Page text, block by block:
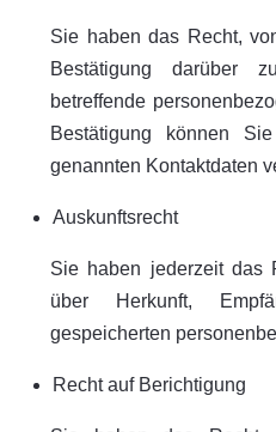
Sie haben das Recht,
Bestätigung darüber
betreffende
Bestätigung können
genannten Kontaktdaten
Auskunftsrecht
Sie haben jederzeit das
über Herkunft,
gespeicherten
Recht auf Berichtigung